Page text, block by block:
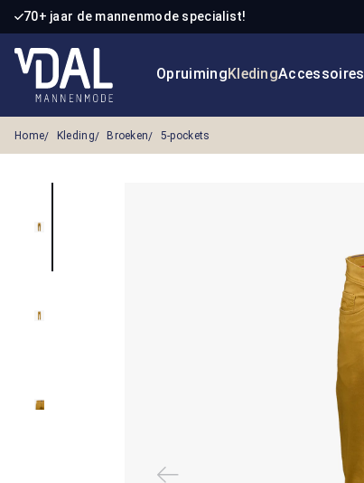
de hoofdinhoud
Ga naar de zoekopdracht
Ga naar de hoofdnavigatie
70+ jaar de mannenmode specialist!
OpruimingKledingAccessoires
Home Kleding Broeken 5-pockets